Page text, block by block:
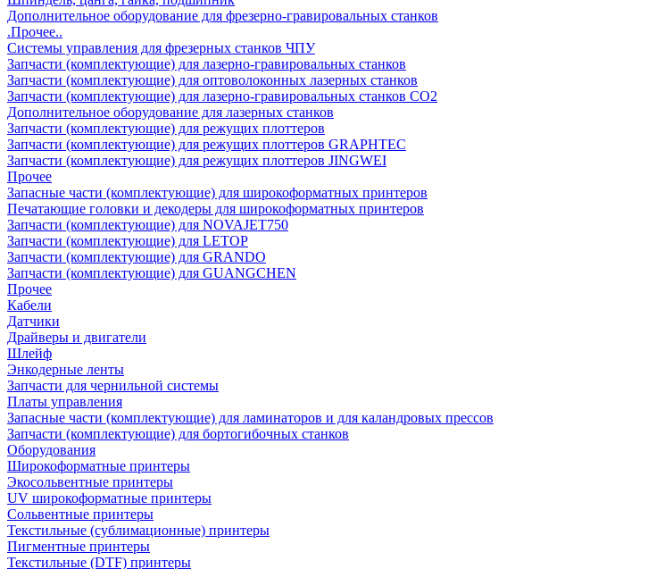
Дополнительное оборудование для фрезерно-гравировальных станков
.Прочее..
Системы управления для фрезерных станков ЧПУ
Запчасти (комплектующие) для лазерно-гравировальных станков
Запчасти (комплектующие) для оптоволоконных лазерных станков
Запчасти (комплектующие) для лазерно-гравировальных станков CO2
Дополнительное оборудование для лазерных станков
Запчасти (комплектующие) для режущих плоттеров
Запчасти (комплектующие) для режущих плоттеров GRAPHTEC
Запчасти (комплектующие) для режущих плоттеров JINGWEI
Прочее
Запасные части (комплектующие) для широкоформатных принтеров
Печатающие головки и декодеры для широкоформатных принтеров
Запчасти (комплектующие) для NOVAJET750
Запчасти (комплектующие) для LETOP
Запчасти (комплектующие) для GRANDO
Запчасти (комплектующие) для GUANGCHEN
Прочее
Кабели
Датчики
Драйверы и двигатели
Шлейф
Энкодерные ленты
Запчасти для чернильной системы
Платы управления
Запасные части (комплектующие) для ламинаторов и для каландровых прессов
Запчасти (комплектующие) для бортогибочных станков
Оборудования
Широкоформатные принтеры
Экосольвентные принтеры
UV широкоформатные принтеры
Сольвентные принтеры
Текстильные (сублимационные) принтеры
Пигментные принтеры
Текстильные (DTF) принтеры